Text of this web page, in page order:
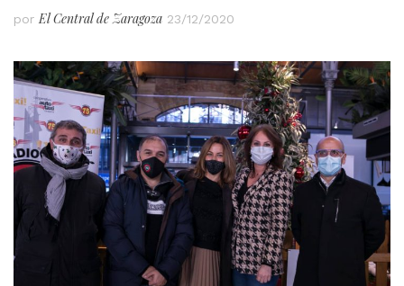
por El Central de Zaragoza 23/12/2020